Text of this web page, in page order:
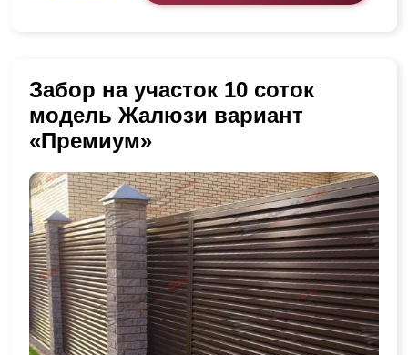
Забор на участок 10 соток
модель Жалюзи вариант
«Премиум»